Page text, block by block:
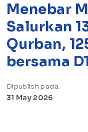
Menebar
Salurkan
Qurban,
bersama
Dipublish pada:
31 May 2026